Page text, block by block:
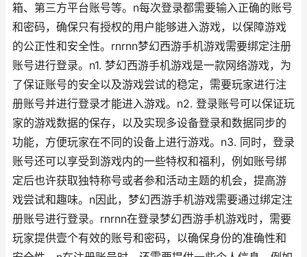
箱、第三方平台账号等。n每次登录都需要输入正确的账号
和密码，确保只有授权的用户能够进入游戏，以保障游戏
的公正性和安全性。rnrnn梦幻西游手机游戏需要绑定注册
账号进行登录。n1. 梦幻西游手机游戏是一款网络游戏，为
了保证账号的安全以及游戏尝试的稳定，需要玩家进行注
册账号并进行登录才能进入游戏。n2. 登录账号可以保证玩
家的游戏数据的保存，以及实现多设备登录和数据同步的
功能，方便玩家在不同的设备上进行游戏。n3. 同时，登录
账号还可以享受到游戏内的一些特权和福利，例如账号绑
定后也许获取独特称号或者参和活动主题的机会，提高游
戏尝试和趣味。n因此，梦幻西游手机游戏需要通过绑定注
册账号进行登录。rnrnn在登录梦幻西游手机游戏时，需要
玩家提供壹个有效的账号和密码，以确保身份的准确性和